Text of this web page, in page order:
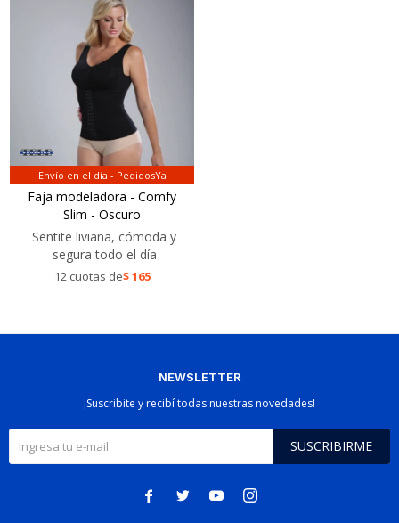
Envío en el día - PedidosYa
Faja modeladora - Comfy
Slim - Oscuro
Sentite liviana, cómoda y
segura todo el día
12 cuotas de$165
NEWSLETTER
¡Suscribite y recibí todas nuestras novedades!
SUSCRIBIRME
   